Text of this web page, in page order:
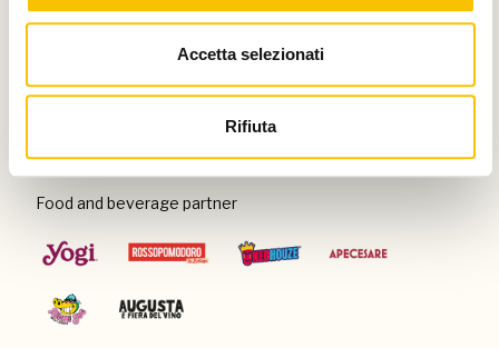
Accetta selezionati
Rifiuta
Con il patrocinio di
Food and beverage partner